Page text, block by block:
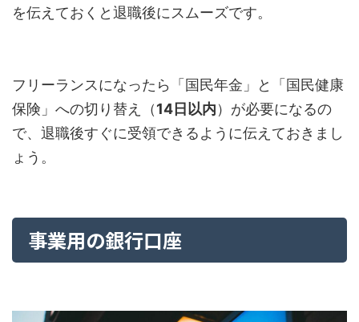
を伝えておくと退職後にスムーズです。
フリーランスになったら「国民年金」と「国民健康
保険」への切り替え（14日以内）が必要になるの
で、退職後すぐに受領できるように伝えておきまし
ょう。
事業用の銀行口座